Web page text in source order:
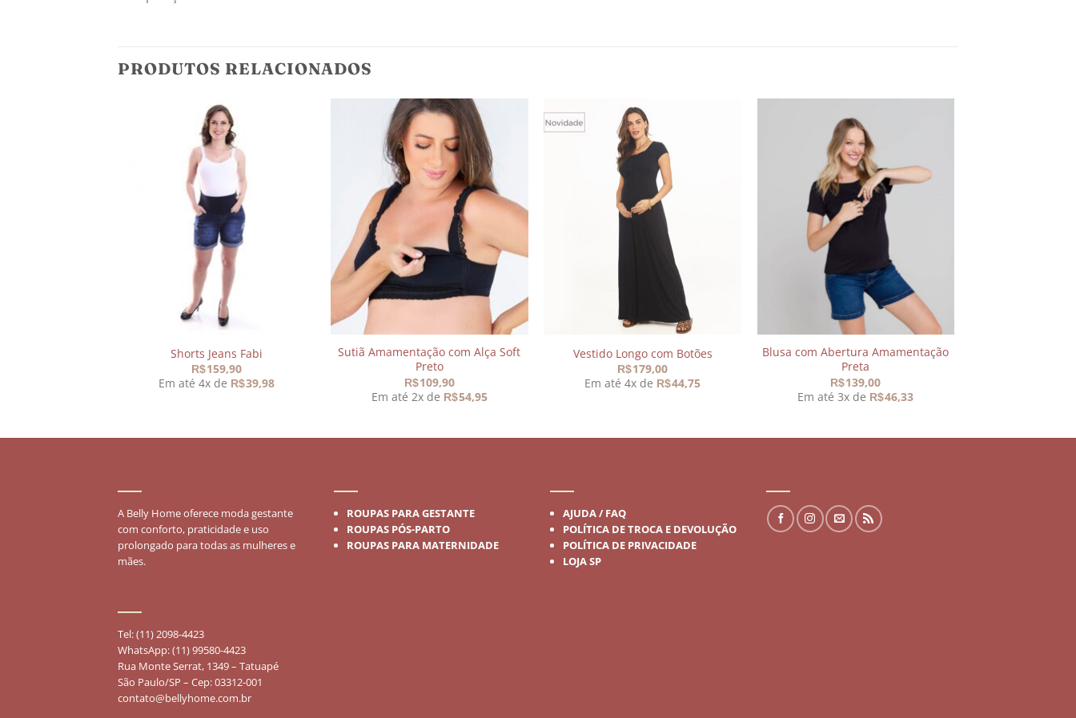
PRODUTOS RELACIONADOS
Shorts Jeans Fabi
R$159,90
Em até 4x de R$39,98
Adicionar
aos
meus
desejos
Sutiã Amamentação com Alça Soft
Preto
R$109,90
Em até 2x de R$54,95
Vestido Longo com Botões
R$179,00
Em até 4x de R$44,75
Adicionar
aos
Blusa com Abertura Amamentação
Preta
R$139,00
Em até 3x de R$46,33
A Belly Home oferece moda gestante
com conforto, praticidade e uso
prolongado para todas as mulheres e
mães.
ROUPAS PARA GESTANTE
ROUPAS PÓS-PARTO
ROUPAS PARA MATERNIDADE
AJUDA / FAQ
POLÍTICA DE TROCA E DEVOLUÇÃO
POLÍTICA DE PRIVACIDADE
LOJA SP
Tel: (11) 2098-4423
WhatsApp: (11) 99580-4423
Rua Monte Serrat, 1349 – Tatuapé
São Paulo/SP – Cep: 03312-001
contato@bellyhome.com.br